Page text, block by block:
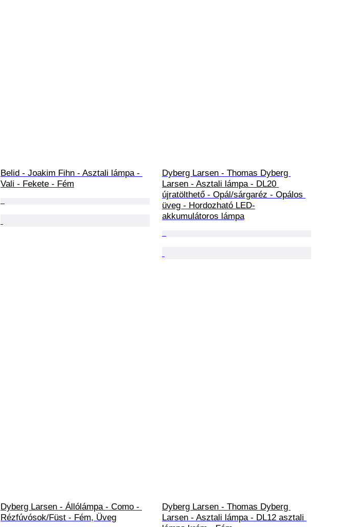
Belid - Joakim Fihn - Asztali lámpa -
Vali - Fekete - Fém
Dyberg Larsen - Thomas Dyberg
Larsen - Asztali lámpa - DL20
újratölthető - Opál/sárgaréz - Opálos
üveg - Hordozható LED-
akkumulátoros lámpa
Dyberg Larsen - Állólámpa - Como -
Rézfúvósok/Füst - Fém, Üveg
Dyberg Larsen - Thomas Dyberg
Larsen - Asztali lámpa - DL12 asztali